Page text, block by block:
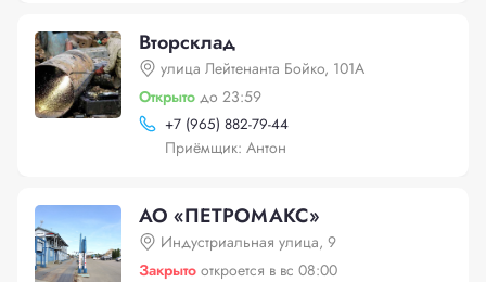
Вторсклад
улица Лейтенанта Бойко, 101А
Открыто до 23:59
+7 (965) 882-79-44
Приёмщик: Антон
АО «ПЕТРОМАКС»
Индустриальная улица, 9
Закрыто откроется в вс 08:00